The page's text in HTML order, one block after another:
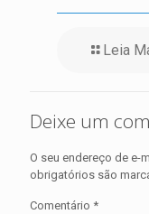
Leia
Deixe um
O seu endereço de e-
obrigatórios são
Comentário *